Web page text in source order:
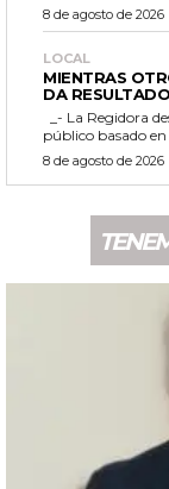
8 de agosto de 2026
LOCAL
MIENTRAS
DA
público basado en
8 de agosto de 2026